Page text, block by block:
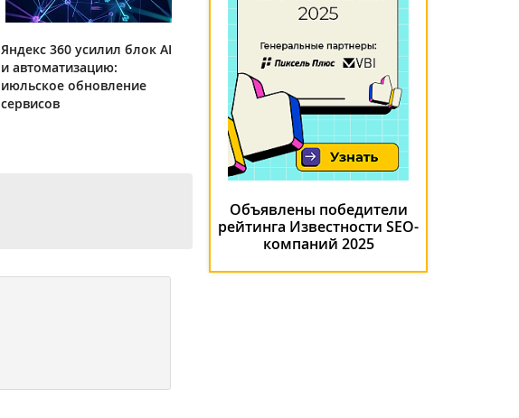
Яндекс 360 усилил блок AI
и автоматизацию:
июльское обновление
сервисов
Объявлены победители
рейтинга Известности SEO-
компаний 2025